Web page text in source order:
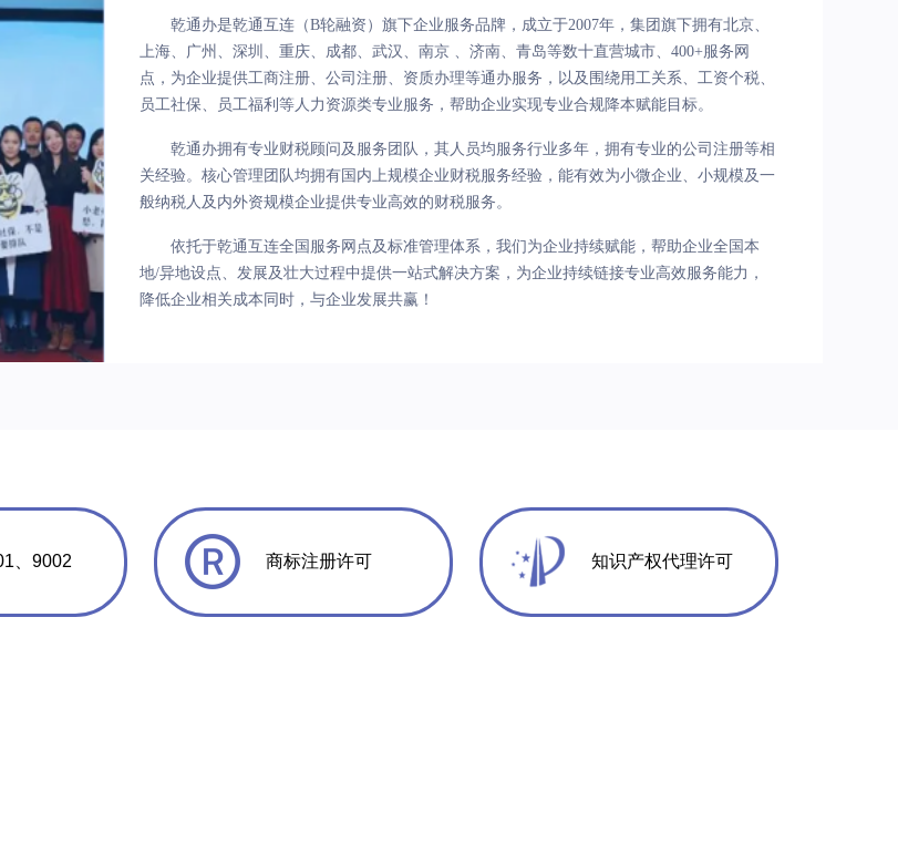
乾通办是乾通互连（B轮融资）旗下企业服务品牌，成立于2007年，集团旗下拥有北京、
上海、广州、深圳、重庆、成都、武汉、南京 、济南、青岛等数十直营城市、400+服务网
点，为企业提供工商注册、公司注册、资质办理等通办服务，以及围绕用工关系、工资个税、
员工社保、员工福利等人力资源类专业服务，帮助企业实现专业合规降本赋能目标。
乾通办拥有专业财税顾问及服务团队，其人员均服务行业多年，拥有专业的公司注册等相
关经验。核心管理团队均拥有国内上规模企业财税服务经验，能有效为小微企业、小规模及一
般纳税人及内外资规模企业提供专业高效的财税服务。
依托于乾通互连全国服务网点及标准管理体系，我们为企业持续赋能，帮助企业全国本
地/异地设点、发展及壮大过程中提供一站式解决方案，为企业持续链接专业高效服务能力，
降低企业相关成本同时，与企业发展共赢！
、9002 商标注册许可 知识产权代理许可